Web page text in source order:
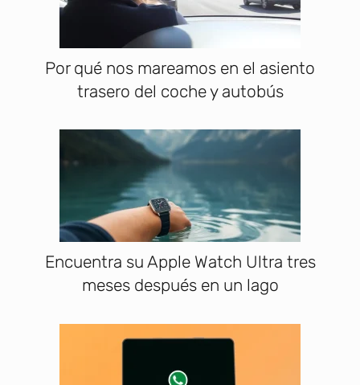
Por qué nos mareamos en el asiento
trasero del coche y autobús
Encuentra su Apple Watch Ultra tres
meses después en un lago